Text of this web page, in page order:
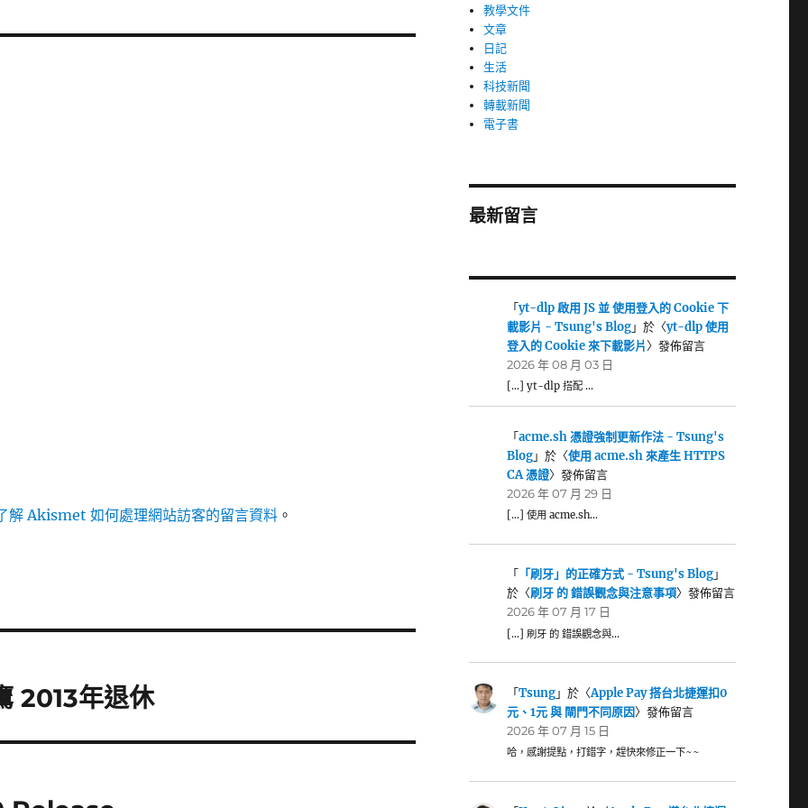
解 Akismet 如何處理網站訪客的留言資料 。
2013年退休
教學文件
文章
日記
生活
科技新聞
轉載新聞
電子書
最新留言
「yt-dlp 啟用 JS 並 使用登入的 Cookie 下
載影片 - Tsung's Blog」於〈yt-dlp 使用
登入的 Cookie 來下載影片〉發佈留言
2026 年 08 月 03 日
[…] yt-dlp 搭配 …
「acme.sh 憑證強制更新作法 - Tsung's
Blog」於〈使用 acme.sh 來產生 HTTPS
CA 憑證〉發佈留言
2026 年 07 月 29 日
[…] 使用 acme.sh…
「 「刷牙」的正確方式 - Tsung's Blog」
於〈刷牙 的 錯誤觀念與注意事項〉發佈留言
2026 年 07 月 17 日
[…] 刷牙 的 錯誤觀念與…
「Tsung」於〈Apple Pay 搭台北捷運扣0
元、1元 與 閘門不同原因〉發佈留言
2026 年 07 月 15 日
哈，感謝提點，打錯字，趕快來修正一下~~